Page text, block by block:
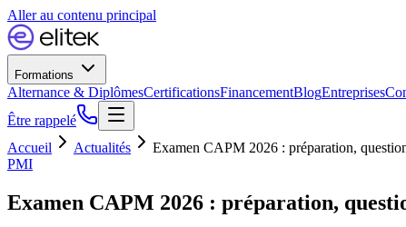
Aller au contenu principal
Formations
Alternance & DiplômesCertificationsFinancementBlogEntreprises
Être rappelé
Accueil
Actualités
Examen CAPM 2026 : préparation,
PMI
Examen CAPM 2026 : préparation,